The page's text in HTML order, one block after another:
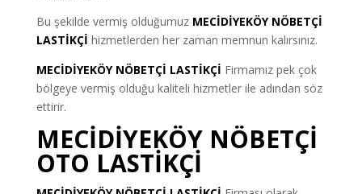
Bu şekilde vermiş olduğumuz MECİDİYEKÖY NÖBETÇİ
LASTİKÇİ hizmetlerden her zaman memnun kalırsınız.
MECİDİYEKÖY NÖBETÇİ LASTİKÇİ Firmamız pek çok
bölgeye vermiş olduğu kaliteli hizmetler ile adından söz
ettirir.
MECİDİYEKÖY NÖBETÇİ
OTO LASTİKÇİ